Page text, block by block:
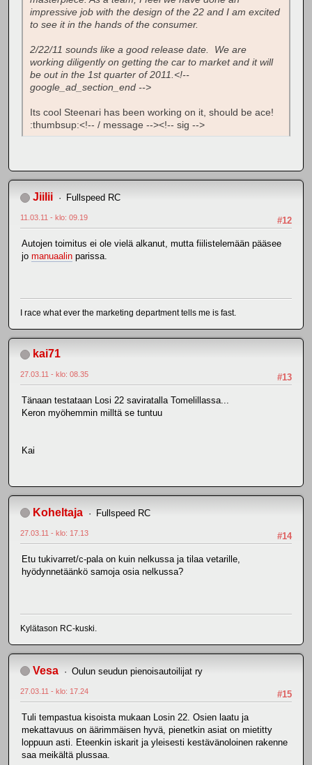
impressive job with the design of the 22 and I am excited
to see it in the hands of the consumer.
2/22/11 sounds like a good release date.
We are
working diligently on getting the car to market and it will
be out in the 1st quarter of 2011.<!--
google_ad_section_end -->
Its cool Steenari has been working on it, should be ace!
:thumbsup:<!-- / message --><!-- sig -->
JiiIii Fullspeed RC
#12
11.03.11 - klo: 09.19
Autojen toimitus ei ole vielä alkanut, mutta fiilistelemään pääsee
jo manuaalin parissa.
I race what ever the marketing department tells me is fast.
kai71
#13
27.03.11 - klo: 08.35
Tänaan testataan Losi 22 saviratalla Tomelillassa...
Keron myöhemmin milltä se tuntuu
Kai
Koheltaja Fullspeed RC
#14
27.03.11 - klo: 17.13
Etu tukivarret/c-pala on kuin nelkussa ja tilaa vetarille,
hyödynnetäänkö samoja osia nelkussa?
Kylätason RC-kuski.
Vesa Oulun seudun pienoisautoilijat ry
#15
27.03.11 - klo: 17.24
Tuli tempastua kisoista mukaan Losin 22. Osien laatu ja
mekattavuus on äärimmäisen hyvä, pienetkin asiat on mietitty
loppuun asti. Eteenkin iskarit ja yleisesti kestävänoloinen rakenne
saa meikältä plussaa.